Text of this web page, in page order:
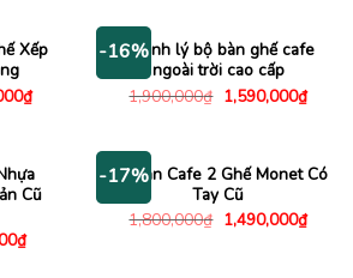
Xếp
₫Giá
hiện
960,000₫.
-16%Thanh lý bộ bàn ghế cafe
ngoài trời cao cấp
1,900,000₫ Giá
gốc
1,590,000₫Giá
hiện
Cũ
₫Giá
hiện
-17%
Bộ Bàn Cafe 2 Ghế Monet Có
Tay Cũ
1,800,000₫ Giá
gốc
1,490,000₫Giá
hiện